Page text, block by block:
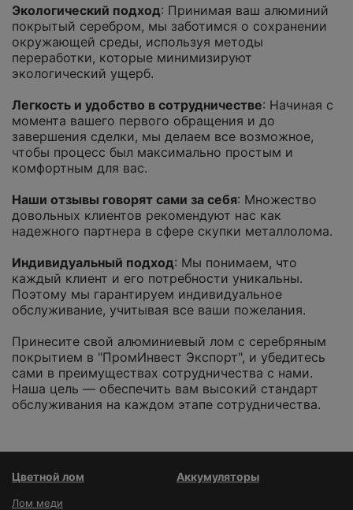
Экологический подход: Принимая ваш алюминий
покрытый серебром, мы заботимся о сохранении
окружающей среды, используя методы
переработки, которые минимизируют
экологический ущерб.
Легкость и удобство в сотрудничестве: Начиная с
момента вашего первого обращения и до
завершения сделки, мы делаем все возможное,
чтобы процесс был максимально простым и
комфортным для вас.
Наши отзывы говорят сами за себя: Множество
довольных клиентов рекомендуют нас как
надежного партнера в сфере скупки металлолома.
Индивидуальный подход: Мы понимаем, что
каждый клиент и его потребности уникальны.
Поэтому мы гарантируем индивидуальное
обслуживание, учитывая все ваши пожелания.
Принесите свой алюминиевый лом с серебряным
покрытием в "ПромИнвест Экспорт", и убедитесь
сами в преимуществах сотрудничества с нами.
Наша цель — обеспечить вам высокий стандарт
обслуживания на каждом этапе сотрудничества.
Цветной лом
Лом меди
Аккумуляторы